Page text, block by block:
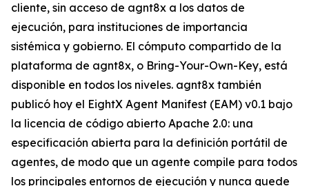
cliente, sin acceso de agnt8x a los datos de
ejecución, para instituciones de importancia
sistémica y gobierno. El cómputo compartido de la
plataforma de agnt8x, o Bring-Your-Own-Key, está
disponible en todos los niveles. agnt8x también
publicó hoy el EightX Agent Manifest (EAM) v0.1 bajo
la licencia de código abierto Apache 2.0: una
especificación abierta para la definición portátil de
agentes, de modo que un agente compile para todos
los principales entornos de ejecución y nunca quede